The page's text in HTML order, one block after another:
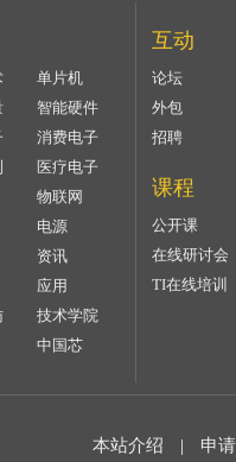
单片机
智能硬件
消费电子
医疗电子
物联网
电源
资讯
应用
技术学院
中国芯
互动
论坛
外包
招聘
课程
公开课
在线研讨会
TI在线培训
本站介绍 | 申